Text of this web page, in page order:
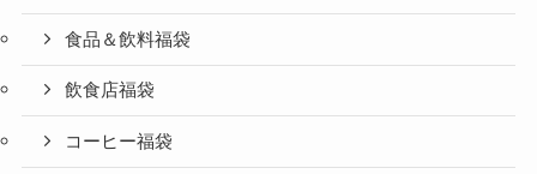
食品＆飲料福袋
飲食店福袋
コーヒー福袋